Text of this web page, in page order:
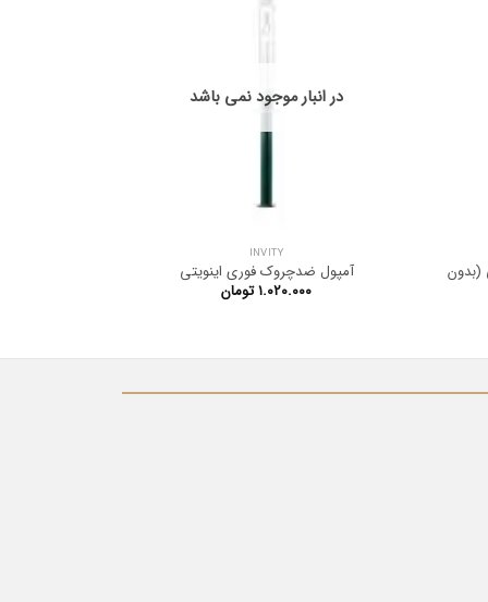
(بدون
در انبار موجود نمی باشد
INVITY
آمپول ضدچروک فوری اینویتی
۱.۰۲۰.۰۰۰تومان